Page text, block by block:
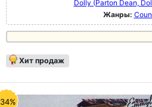
Dolly (Parton Dean,
Жанры:
Хит продаж